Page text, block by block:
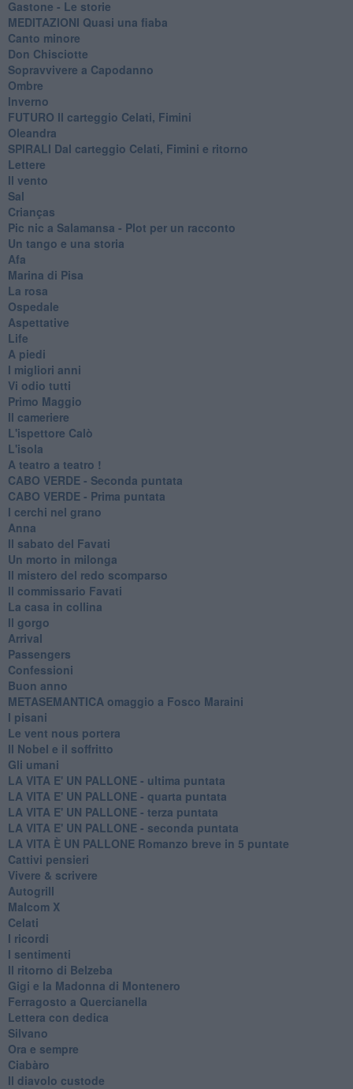
Gastone - Le storie
MEDITAZIONI Quasi una fiaba
Canto minore
Don Chisciotte
Sopravvivere a Capodanno
Ombre
Inverno
FUTURO Il carteggio Celati, Fimini
Oleandra
SPIRALI Dal carteggio Celati, Fimini e ritorno
Lettere
Il vento
Sal
Crianças
Pic nic a Salamansa - Plot per un racconto
Un tango e una storia
Afa
Marina di Pisa
La rosa
Ospedale
Aspettative
Life
A piedi
I migliori anni
Vi odio tutti
Primo Maggio
Il cameriere
L'ispettore Calò
L'isola
A teatro a teatro !
CABO VERDE - Seconda puntata
CABO VERDE - Prima puntata
I cerchi nel grano
Anna
Il sabato del Favati
Un morto in milonga
Il mistero del redo scomparso
Il commissario Favati
La casa in collina
Il gorgo
Arrival
Passengers
Confessioni
Buon anno
METASEMANTICA omaggio a Fosco Maraini
I pisani
Le vent nous portera
Il Nobel e il soffritto
Gli umani
LA VITA E' UN PALLONE - ultima puntata
LA VITA E' UN PALLONE - quarta puntata
LA VITA E' UN PALLONE - terza puntata
LA VITA E' UN PALLONE - seconda puntata
LA VITA È UN PALLONE Romanzo breve in 5 puntate
Cattivi pensieri
Vivere & scrivere
Autogrill
Malcom X
Celati
I ricordi
I sentimenti
Il ritorno di Belzeba
Gigi e la Madonna di Montenero
Ferragosto a Quercianella
Lettera con dedica
Silvano
Ora e sempre
Ciabàro
Il diavolo custode